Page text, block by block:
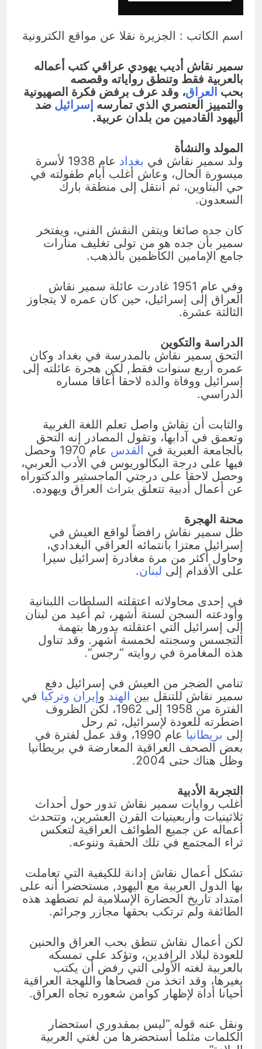
تفكيك شلل الطاقة: الاقتصاد السياسي
لأزمة الكهرباء في العراق
6 ساعات Ago
اسم الكاتب : الجزيرة نقلا عن مواقع الكترونية
سمير نقاش أديب يهودي عراقي كتب أعماله
بالعربية فقط وتنطق رواياته وقصصه
بحب العراق، وقد عرف برفض فكرة الصهيونية
والتمييز العنصري الذي تمارسه إسرائيل ضد
اليهود القادمين من بلدان عربية.
المولد والنشأة
ولد سمير نقاش في بغداد
عام 1938 لأسرة
ميسورة الحال، وعاش أغلب أيام طفولته في
حي البتاوين، ثم انتقل إلى منطقة بارك
السعدون.
كان جده صائغا ويتقن النقش الفني، ويفتخر
سمير بأن جده هو من تولى تغليف منارات
جامع الإمامين الكاظمين بالذهب.
وفي عام 1951 غادرت عائلة سمير نقاش
العراق إلى إسرائيل، حين كان عمره لا يتجاوز
الثالثة عشرة.
الدراسة والتكوين
التحق سمير نقاش بالمدرسة في بغداد وكان
عمره أربع سنوات فقط, لكن هجرة عائلته إلى
إسرائيل ووفاة والده لاحقا أعاقا مساره
الدراسي.
والثابت أن نقاش واصل تعلم اللغة الغربية
وتعمق في آدابها، وتقول المصادر إنه التحق
بالجامعة العبرية في القدس
عام 1970 وحصل
فيها على درجة البكالوريوس في الأدب العربي،
وحصل لاحقا على درجتي الماجستير والدكتوراه
عن أعمال أدبية تتعلق بتراث العراق ويهوده.
محنة الهجرة
ظل سمير نقاش رافضاً لواقع العيش في
إسرائيل معتزا بانتمائه العراقي البغدادي،
وحاول أكثر من مرة مغادرة إسرائيل سيرا
على الأقدام إلى لبنان.
في إحدى محاولاته اعتقلته السلطات اللبنانية
وأودعته السجن لستة أشهر، ثم أعيد من لبنان
إلى إسرائيل التي اعتقلته بدورها بتهمة
التجسس وسجنته لخمسة أشهر. وقد تناول
هذه المغامرة في روايته “رجس”.
تنامي الضجر من العيش في إسرائيل دفع
سمير نقاش للتنقل بين الهند وإيران وتركيا في
الفترة من 1958 إلى 1962، لكن الظروف
اضطرته للعودة لإسرائيل، ثم رحل
إلى بريطانيا
عام 1990، وقد عمل لفترة في
بعض الصحف العراقية المعارضة في بريطانيا
وظل هناك حتى 2004.
التجربة الأدبية
أغلب روايات سمير نقاش تدور حول أحداث
ثلاثينيات وأربعينيات القرن العشرين، وتتحدث
أعماله عن جميع الطوائف العراقية لتعكس
ثراء المجتمع في تلك الحقبة وتنوعه.
تشكل أعمال نقاش إدانة للكيفية التي تعاملت
بها الدول العربية مع اليهود, مستحضرا أنه على
امتداد تاريخ الحضارة الإسلامية لم تضطهد هذه
الطائفة ولم ترتكب بحقها مجازر وجرائم.
لكن أعمال نقاش تنطق بحب العراق والحنين
للعودة لبلاد الرافدين، وتؤكد على تمسكه
بالعربية لغته الأولى التي رفض أن يكتب
بغيرها، وقد اتخذ من فصحاها واللهجة العراقية
أحيانا أداة لإظهار كوامن شعوره تجاه العراق.
ونقل عنه قوله “ليس بمقدوري استحضار
الكلمات مثلما أستحضرها من لغتي العربية